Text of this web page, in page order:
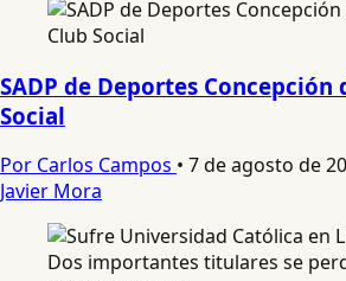
SADP de Deportes Concepción
Social
Por Carlos Campos • 7 de agosto de
Javier Mora